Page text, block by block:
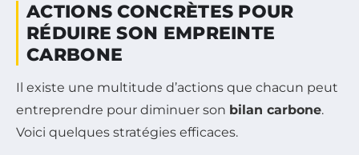
ACTIONS CONCRÈTES POUR
RÉDUIRE SON EMPREINTE
CARBONE
Il existe une multitude d’actions que chacun peut
entreprendre pour diminuer son bilan carbone.
Voici quelques stratégies efficaces.